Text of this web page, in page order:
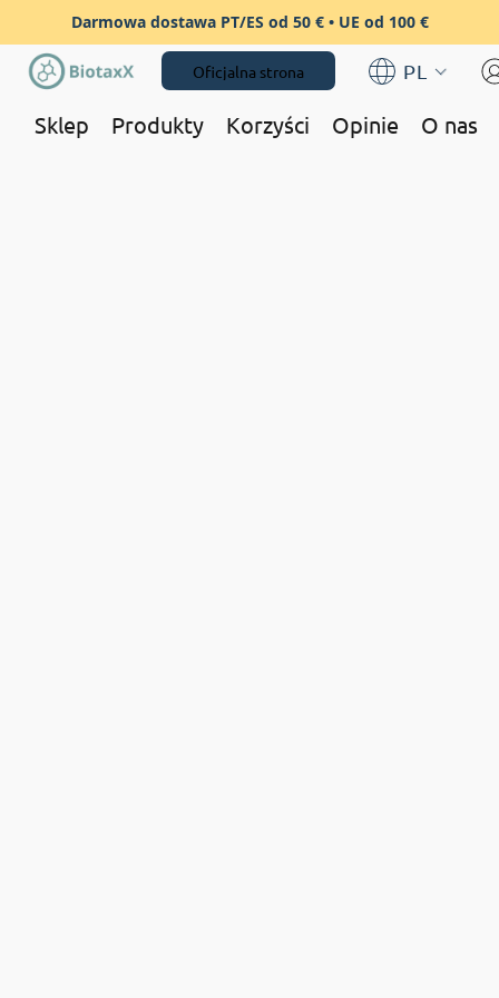
Darmowa dostawa PT/ES od 50 € • UE od 100 €
Oficjalna strona PL
Sklep Produkty Korzyści Opinie O nas